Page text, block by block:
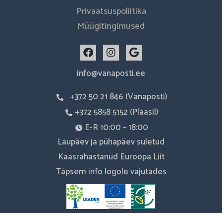
Privaatsuspoliitika
Müügitingimused
F
a
c
e
o
o
k
I
n
s
t
g
r
a
m
G
o
o
g
e
info@vanaposti.ee
+372 50 21 846 (Vanaposti)
+372 5858 5152 (Plaasil)
E-R 10:00 – 18:00
Laupäev ja pühapäev suletud
Kaasrahastanud Euroopa Liit
Täpsem info logole vajutades